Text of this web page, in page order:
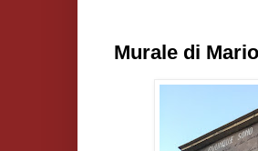
Murale di